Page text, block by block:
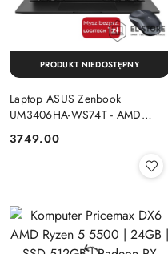
Laptop ASUS Zenbook
UM3406HA-WS74T - AMD
512GB | 14" OLED (1920x1200)
Cena:
3749.00
PRODUKT NIEDOSTĘPNY